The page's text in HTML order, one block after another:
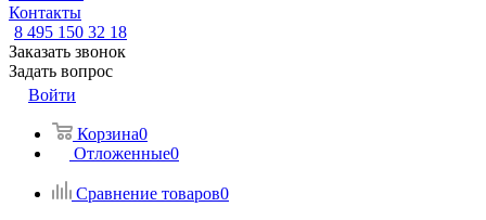
Контакты
8 495 150 32 18
Заказать звонок
Задать вопрос
Войти
Корзина0
Отложенные0
Сравнение товаров0